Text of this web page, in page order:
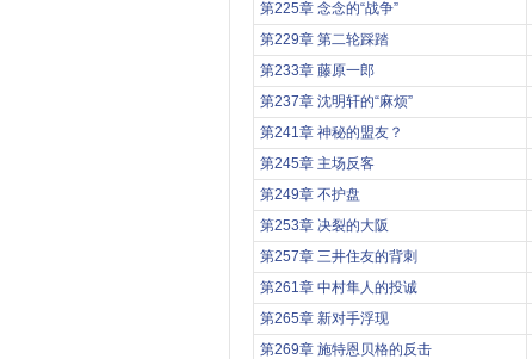
第225章 念念的“战争”
第229章 第二轮踩踏
第233章 藤原一郎
第237章 沈明轩的“麻烦”
第241章 神秘的盟友？
第245章 主场反客
第249章 不护盘
第253章 决裂的大阪
第257章 三井住友的背刺
第261章 中村隼人的投诚
第265章 新对手浮现
第269章 施特恩贝格的反击